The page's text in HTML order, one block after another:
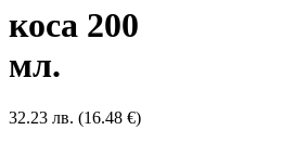
коса 200
мл.
32.23 лв. (16.48 €)